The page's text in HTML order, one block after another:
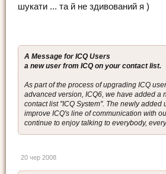
шукати ... та й не здивований я )
A Message for ICQ Users
a new user from ICQ on your contact list.
As part of the process of upgrading ICQ
advanced version, ICQ6, we have added a
contact list ''ICQ System''. The newly added
improve ICQ's line of communication with
continue to enjoy talking to everybody,
20 чер 2008